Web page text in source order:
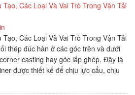
Các Loại Và Vai Trò Trong Vận Tải
Các Loại Và Vai Trò Trong Vận Tải
thép đúc hàn ở các góc trên và dưới
casting hay góc lắp ghép. Đây là
được thiết kế để chịu lực cẩu, chịu